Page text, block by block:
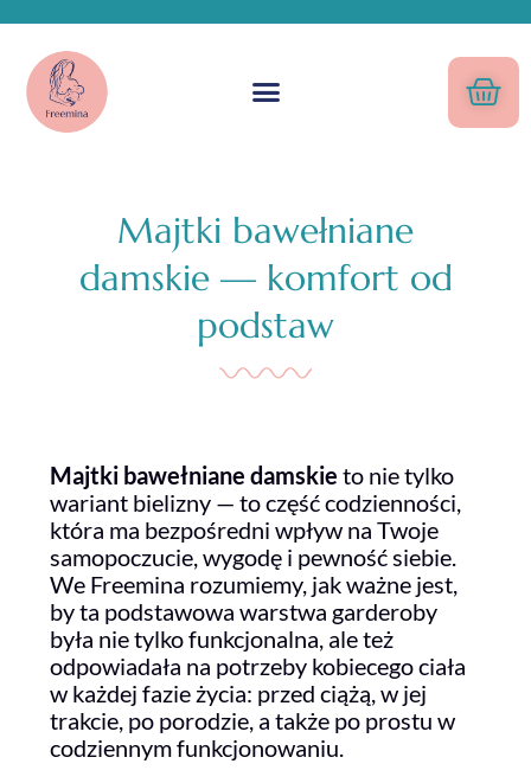
Majtki bawełniane
damskie — komfort od
podstaw
Majtki bawełniane damskie to nie tylko
wariant bielizny — to część codzienności,
która ma bezpośredni wpływ na Twoje
samopoczucie, wygodę i pewność siebie.
We Freemina rozumiemy, jak ważne jest,
by ta podstawowa warstwa garderoby
była nie tylko funkcjonalna, ale też
odpowiadała na potrzeby kobiecego ciała
w każdej fazie życia: przed ciążą, w jej
trakcie, po porodzie, a także po prostu w
codziennym funkcjonowaniu.